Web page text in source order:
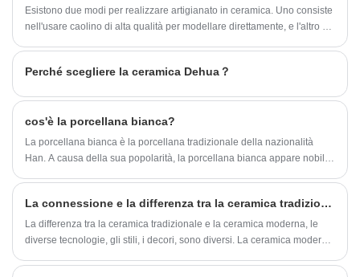
Esistono due modi per realizzare artigianato in ceramica. Uno consiste
nell'usare caolino di alta qualità per modellare direttamente, e l'altro è
quindi messa nel forno per produrre il prodotto finito ad una
Perché scegliere la ceramica Dehua？
cos'è la porcellana bianca?
La porcellana bianca è la porcellana tradizionale della nazionalità
Han. A causa della sua popolarità, la porcellana bianca appare nobile
La connessione e la differenza tra la ceramica tradizionale e la ceramica moderna?
La differenza tra la ceramica tradizionale e la ceramica moderna, le
diverse tecnologie, gli stili, i decori, sono diversi. La ceramica moderna